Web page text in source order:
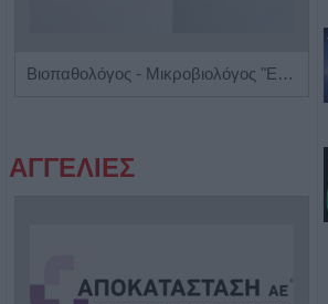
Βιοπαθολόγος - Μικροβιολόγος "Ελένη Μηλίτση"
ΑΓΓΕΛΙΕΣ